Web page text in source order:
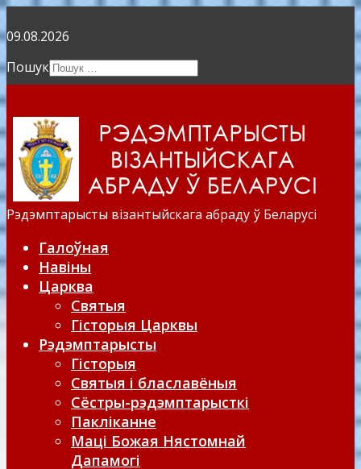
09.08.2026
Пошук
Type 2 or more
Рэдэмптарысты візантыйскага абраду ў Беларусі
Галоўная
Навіны
Царква
Святыя
Гісторыя Царквы
Рэдэмптарысты
Гісторыя
Святыя і блаславёныя
Сёстры-рэдэмптарысткі
Пакліканне
Маці Божая Нястомнай
Дапамогі